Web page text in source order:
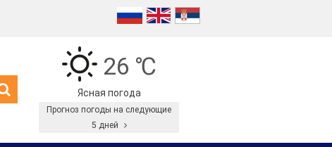
26 ℃
Ясная погода
Прогноз погоды на следующие
5 дней